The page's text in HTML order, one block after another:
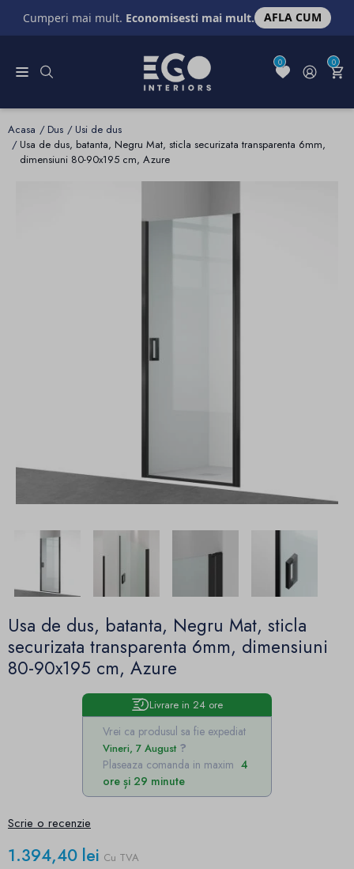
Cumperi mai mult. Economisesti mai mult. AFLA CUM
0 0
Acasa Dus
Usi de dus
Usa de dus, batanta, Negru Mat, sticla securizata transparenta 6mm,
dimensiuni 80-90x195 cm, Azure
Usa de dus, batanta, Negru Mat, sticla
securizata transparenta 6mm, dimensiuni
80-90x195 cm, Azure
Livrare in 24 ore
Vrei ca produsul sa fie expediat
Vineri, 7 August
Plaseaza comanda in maxim 4
ore și 29 minute
Scrie o recenzie
1.394,40 lei Cu TVA